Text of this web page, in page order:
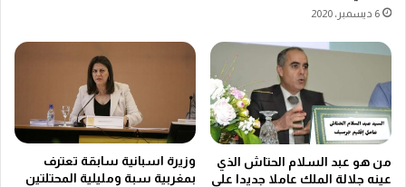
6 ديسمبر، 2020
من هو عبد السلام الحتاش الذي
عينه جلالة الملك عاملا جديدا على
وزيرة اسبانية سابقة تعترف
بمغربية سبة ومليلية المحتلتين